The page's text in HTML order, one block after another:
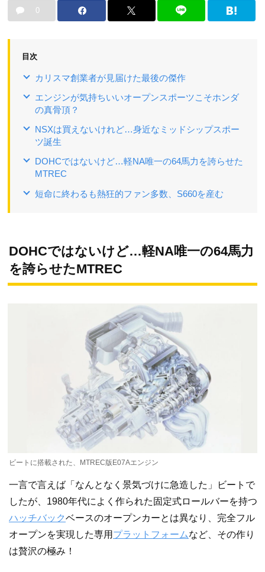
0
目次
カリスマ創業者が見届けた最後の傑作
エンジンが気持ちいいオープンスポーツこそホンダ
の真骨頂？
NSXは買えないけれど…身近なミッドシップスポー
ツ誕生
DOHCではないけど…軽NA唯一の64馬力を誇らせた
MTREC
短命に終わるも熱狂的ファン多数、S660を産む
DOHCではないけど…軽NA唯一の64馬力
を誇らせたMTREC
ビートに搭載された、MTREC版E07Aエンジン
一言で言えば「なんとなく景気づけに急造した」ビートで
したが、1980年代によく作られた固定式ロールバーを持つ
ハッチバックベースのオープンカーとは異なり、完全フル
オープンを実現した専用 プラットフォームなど、その作り
は贅沢の極み！